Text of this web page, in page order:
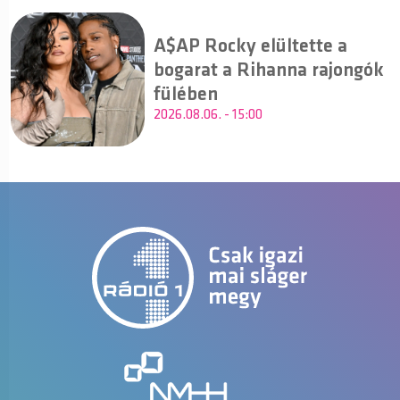
A$AP Rocky elültette a
bogarat a Rihanna rajongók
fülében
2026.08.06. - 15:00